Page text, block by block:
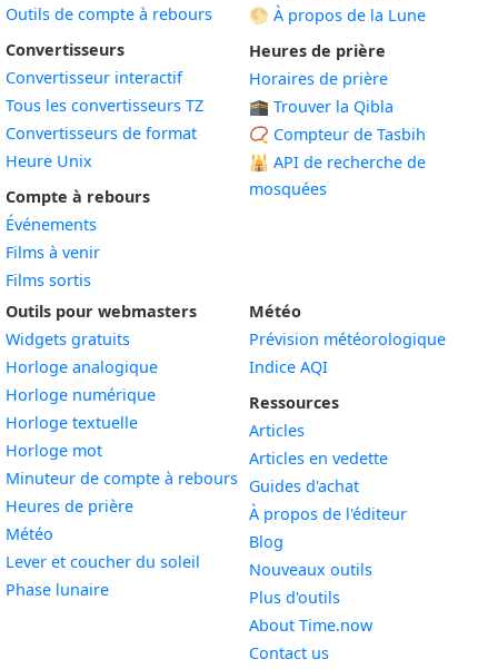
Outils de compte à rebours
Convertisseurs
Convertisseur interactif
Tous les convertisseurs TZ
Convertisseurs de format
Heure Unix
Compte à rebours
Événements
Films à venir
Films sortis
🌕 À propos de la Lune
Heures de prière
Horaires de prière
🕋 Trouver la Qibla
📿 Compteur de Tasbih
🕌 API de recherche de
mosquées
Outils pour webmasters
Widgets gratuits
Horloge analogiqueWidget
Horloge numériqueWidget
Horloge textuelleWidget
Horloge motWidget
Minuteur de compte à rebours Widget
Heures de prièreWidget
Météo
Lever et coucher du soleil
Phase lunaireWidget
Météo
Prévision météorologique
Indice AQI
Ressources
Articles
Articles en vedette
Guides d'achat
À propos de l'éditeur
Blog
Nouveaux outils
Plus d'outils
About Time.now
Contact us